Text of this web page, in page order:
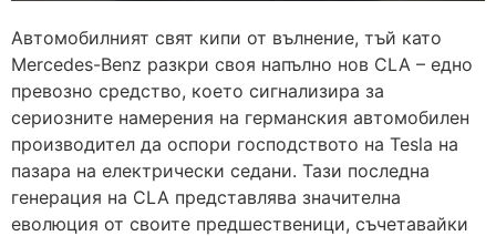
Автомобилният свят кипи от вълнение, тъй като
Mercedes-Benz разкри своя напълно нов CLA – едно
превозно средство, което сигнализира за
сериозните намерения на германския автомобилен
производител да оспори господството на Tesla на
пазара на електрически седани. Тази последна
генерация на CLA представлява значителна
еволюция от своите предшественици, съчетавайки